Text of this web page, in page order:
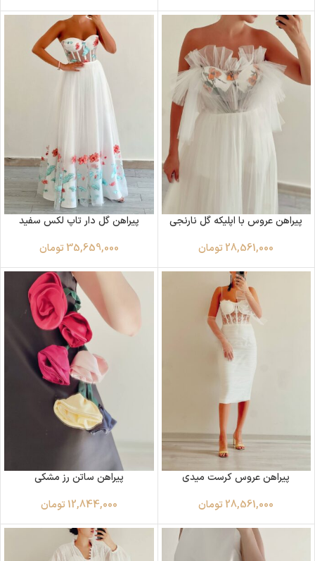
پیراهن عروس با اپلیکه گل نارنجی
28,561,000 تومان
پیراهن گل دار تاپ لکس سفید
35,659,000 تومان
پیراهن عروس کرست میدی
28,561,000 تومان
پیراهن ساتن رز مشکی
12,844,000 تومان